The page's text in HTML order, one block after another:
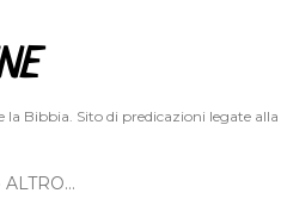
la Bibbia. Sito di predicazioni legate alla
ALTRO…